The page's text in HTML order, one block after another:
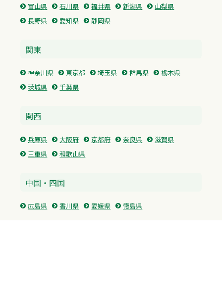
富山県 石川県 福井県 新潟県
山梨県
長野県
愛知県 静岡県
関東
神奈川県 東京都 埼玉県 群馬県
栃木県
茨城県
千葉県
関西
兵庫県 大阪府 京都府 奈良県
滋賀県
三重県
和歌山県
中国・四国
広島県 香川県 愛媛県 徳島県